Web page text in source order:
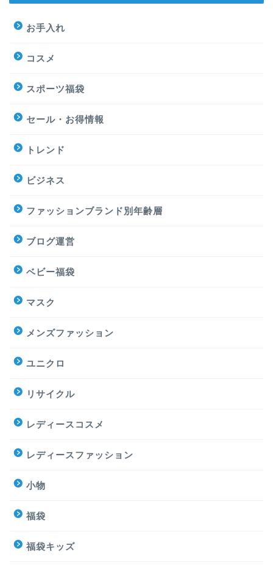
お手入れ
コスメ
スポーツ福袋
セール・お得情報
トレンド
ビジネス
ファッションブランド別年齢層
ブログ運営
ベビー福袋
マスク
メンズファッション
ユニクロ
リサイクル
レディースコスメ
レディースファッション
小物
福袋
福袋キッズ